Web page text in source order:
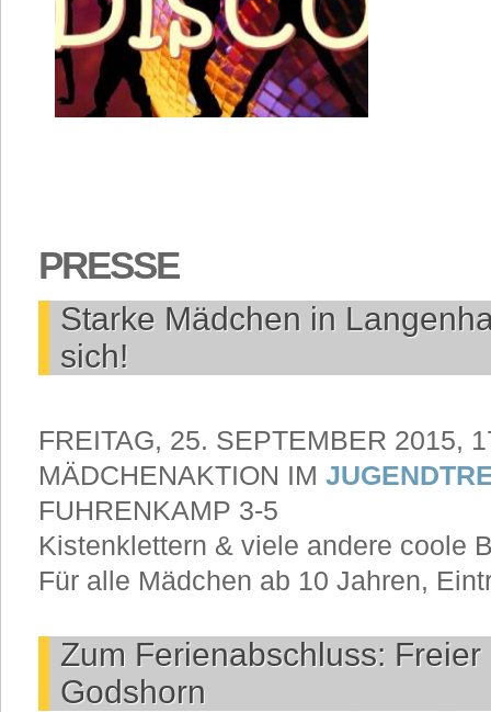
PRESSE
Starke Mädchen in
sich!
FREITAG, 25. SEPTEMBER 2015,
MÄDCHENAKTION IM
FUHRENKAMP 3-5
Kistenklettern & viele andere coole
Für alle Mädchen ab 10 Jahren,
Zum Ferienabschluss:
Godshorn